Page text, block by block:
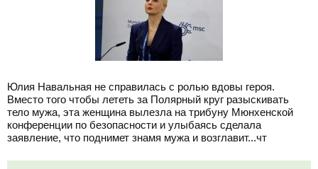
Юлия Навальная не справилась с ролью вдовы героя.
Вместо того чтобы лететь за Полярный круг разыскивать
тело мужа, эта женщина вылезла на трибуну Мюнхенской
конференции по безопасности и улыбаясь сделала
заявление, что поднимет знамя мужа и возглавит...чт